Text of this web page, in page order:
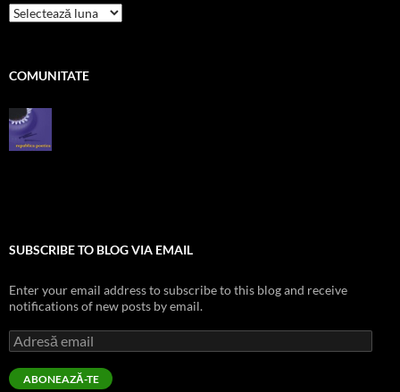
pe
zile
COMUNITATE
SUBSCRIBE TO BLOG VIA EMAIL
Enter your email address to subscribe to this blog and receive
notifications of new posts by email.
Adresă
email
ABONEAZĂ-TE